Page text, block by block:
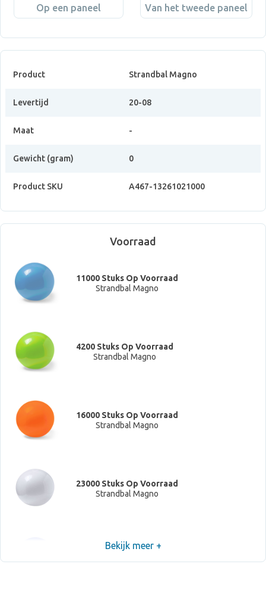
Op een paneel Van het tweede paneel
Product Strandbal Magno
Levertijd 20-08
Maat -
Gewicht (gram) 0
Product SKU A467-13261021000
Voorraad
11000 Stuks Op Voorraad
Strandbal Magno
4200 Stuks Op Voorraad
Strandbal Magno
16000 Stuks Op Voorraad
Strandbal Magno
23000 Stuks Op Voorraad
Strandbal Magno
15000 Stuks Op Voorraad
Strandbal Magno
Bekijk meer +